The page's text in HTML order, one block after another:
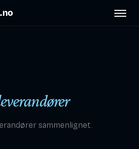
sammenlignet.